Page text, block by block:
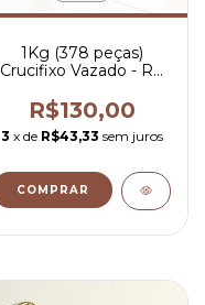
1Kg (378 peças)
Crucifixo Vazado - R$
R$130,00
3 x de R$43,33 sem juros
COMPRAR